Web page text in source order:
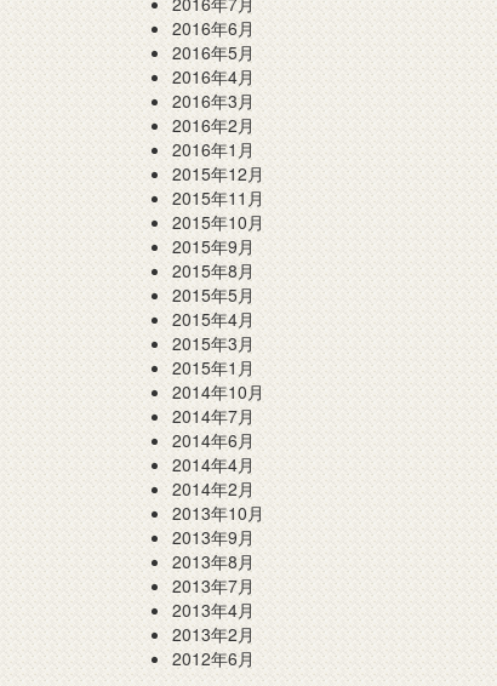
2016年6月
2016年5月
2016年4月
2016年3月
2016年2月
2016年1月
2015年12月
2015年11月
2015年10月
2015年9月
2015年8月
2015年5月
2015年4月
2015年3月
2015年1月
2014年10月
2014年7月
2014年6月
2014年4月
2014年2月
2013年10月
2013年9月
2013年8月
2013年7月
2013年4月
2013年2月
2012年6月